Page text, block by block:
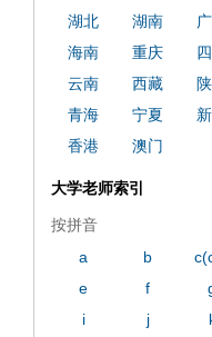
湖北
湖南
海南
重庆 四
云南
西藏
青海
宁夏
香港
澳门
大学老师索引
按拼音
a
b
e
f
i
j